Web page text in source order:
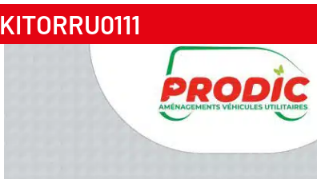
KITORRU0111